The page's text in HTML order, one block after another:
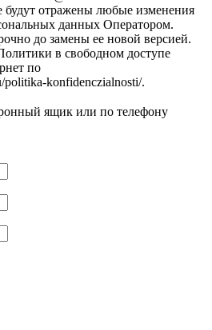
будут отражены любые изменения
данных Оператором.
до замены ее новой версией.
в свободном доступе
по
politika-konfidenczialnosti/.
ящик или по телефону